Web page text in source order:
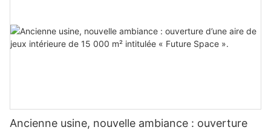
Ancienne usine, nouvelle ambiance : ouverture